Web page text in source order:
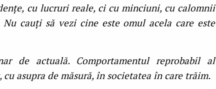
cu lucruri reale, ci cu minciuni, cu calomnii
cauţi să vezi cine este omul acela care este
de actuală. Comportamentul reprobabil al
asupra de măsură, în societatea în care trăim.